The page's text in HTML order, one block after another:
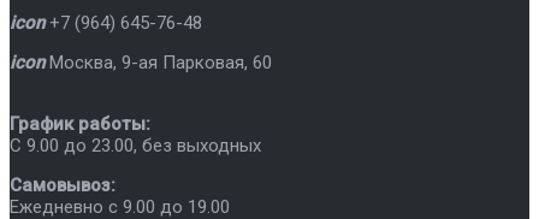
icon +7 (964) 645-76-48
icon Москва, 9-ая Парковая, 60
График работы:
C 9.00 до 23.00, без выходных
Самовывоз:
Ежедневно с 9.00 до 19.00